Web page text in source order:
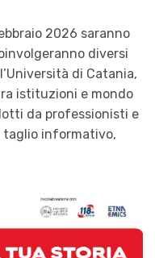
2026 saranno
diversi
di Catania,
istituzioni e mondo
da professionisti e
taglio informativo,